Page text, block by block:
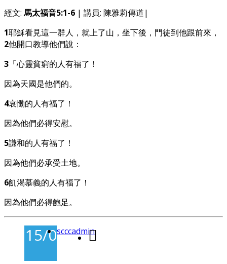
經文: 馬太福音5:1-6 | 講員: 陳雅莉傳道|
1耶穌看見這一群人，就上了山，坐下後，門徒到他跟前來，
2他開口教導他們說：
3 「心靈貧窮的人有福了！
因為天國是他們的。
4哀慟的人有福了！
因為他們必得安慰。
5謙和的人有福了！
因為他們必承受土地。
6飢渴慕義的人有福了！
因為他們必得飽足。
15/02/2026
scccadmin